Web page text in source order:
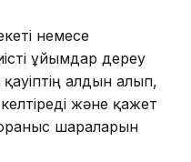
немесе
ұйымдар дереу
алдын алып,
және қажет
шараларын